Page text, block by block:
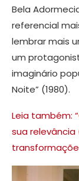
Bela
referencial
lembrar mais
um
imaginário
Noite” (1980).
Leia também:
sua